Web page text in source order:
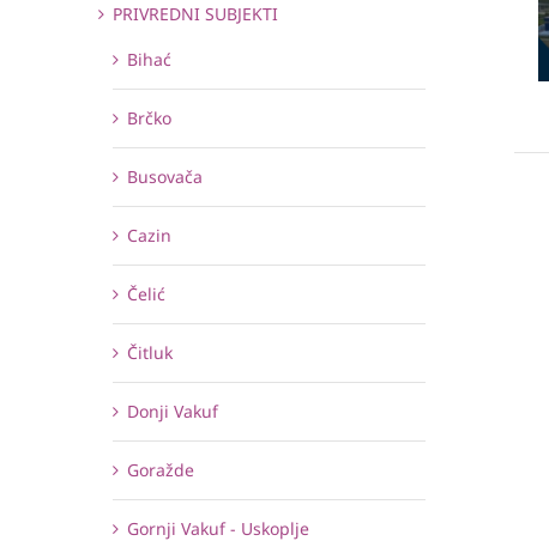
PRIVREDNI SUBJEKTI
Bihać
Brčko
Busovača
Cazin
Čelić
Čitluk
Donji Vakuf
Goražde
Gornji Vakuf - Uskoplje